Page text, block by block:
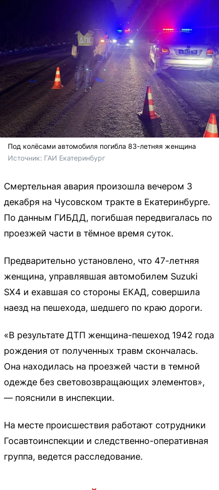
Под колёсами автомобиля погибла 83-летняя женщина
Источник: ГАИ Екатеринбург
Смертельная авария произошла вечером 3
декабря на Чусовском тракте в Екатеринбурге.
По данным ГИБДД, погибшая передвигалась по
проезжей части в тёмное время суток.
Предварительно установлено, что 47-летняя
женщина, управлявшая автомобилем Suzuki
SX4 и ехавшая со стороны ЕКАД, совершила
наезд на пешехода, шедшего по краю дороги.
«В результате ДТП женщина-пешеход 1942 года
рождения от полученных травм скончалась.
Она находилась на проезжей части в темной
одежде без световозвращающих элементов»,
— пояснили в инспекции.
На месте происшествия работают сотрудники
Госавтоинспекции и следственно-оперативная
группа, ведется расследование.